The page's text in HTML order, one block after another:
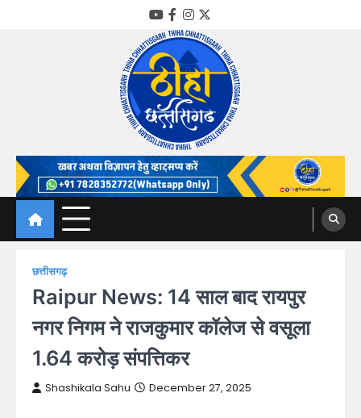
YouTube
Facebook
Instagram
Twitter
Thiha Chhattisgarh
गोठ जन-जन के
छत्तीसगढ़
Raipur News: 14 साल बाद रायपुर
नगर निगम ने राजकुमार कॉलेज से वसूला
1.64 करोड़ संपत्तिकर
Shashikala Sahu December 27, 2025